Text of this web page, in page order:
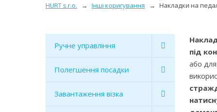
HURT s.r.o. Інші коригування Накладки на
Ручне управління
Полегшення посадки
Завантаження візка
під
або для